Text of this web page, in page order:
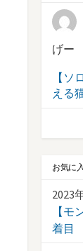
げー
【
える
お気に
2023
【モ
着目